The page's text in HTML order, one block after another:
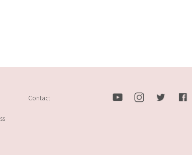
Contact